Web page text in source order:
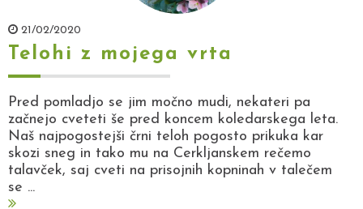
21/02/2020
Telohi z mojega vrta
Pred pomladjo se jim močno mudi, nekateri pa
začnejo cveteti še pred koncem koledarskega leta.
Naš najpogostejši črni teloh pogosto prikuka kar
skozi sneg in tako mu na Cerkljanskem rečemo
talavček, saj cveti na prisojnih kopninah v talečem
se ...